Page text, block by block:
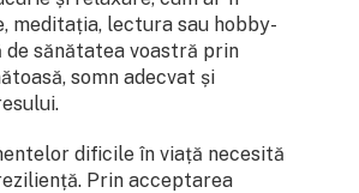
meditația, lectura sau hobby-
de sănătatea voastră prin
somn adecvat și
dificile în viață necesită
Prin acceptarea